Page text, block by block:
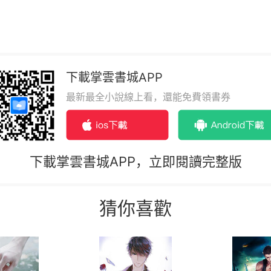
下載掌雲書城APP
最新最全小說線上看，還能免費領書券
下載掌雲書城APP，立即閱讀完整版
猜你喜歡